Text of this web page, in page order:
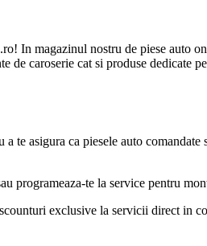
In magazinul nostru de piese auto
caroserie cat si produse dedicate
te asigura ca piesele auto
programeaza-te la service pentru
exclusive la servicii direct in